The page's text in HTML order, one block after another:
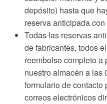
depósito) hasta que
reserva anticipada
Todas las reservas
de fabricantes, todos
reembolso completo a
nuestro almacén a las
formulario de contacto
correos electrónicos